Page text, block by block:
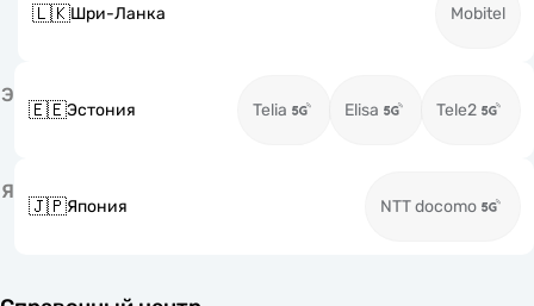
🇱🇰Шри-Ланка Mobitel
Э
🇪🇪Эстония Telia Elisa Tele2
Я
🇯🇵Япония NTT docomo